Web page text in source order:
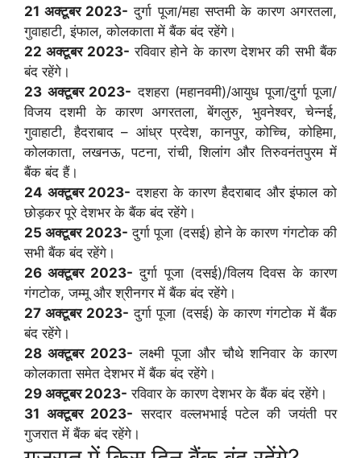
21 अक्टूबर 2023- दुर्गा पूजा/महा सप्तमी के कारण अगरतला,
गुवाहाटी, इंफाल, कोलकाता में बैंक बंद रहेंगे।
22 अक्टूबर 2023- रविवार होने के कारण देशभर की सभी बैंक
बंद रहेंगे।
23 अक्टूबर 2023- दशहरा (महानवमी)/आयुध पूजा/दुर्गा पूजा/
विजय दशमी के कारण अगरतला, बेंगलुरु, भुवनेश्वर, चेन्नई,
गुवाहाटी, हैदराबाद – आंध्र प्रदेश, कानपुर, कोच्चि, कोहिमा,
कोलकाता, लखनऊ, पटना, रांची, शिलांग और तिरुवनंतपुरम में
बैंक बंद हैं।
24 अक्टूबर 2023- दशहरा के कारण हैदराबाद और इंफाल को
छोड़कर पूरे देशभर के बैंक बंद रहेंगे।
25 अक्टूबर 2023- दुर्गा पूजा (दसई) होने के कारण गंगटोक की
सभी बैंक बंद रहेंगे।
26 अक्टूबर 2023- दुर्गा पूजा (दसई)/विलय दिवस के कारण
गंगटोक, जम्मू और श्रीनगर में बैंक बंद रहेंगे।
27 अक्टूबर 2023- दुर्गा पूजा (दसई) के कारण गंगटोक में बैंक
बंद रहेंगे।
28 अक्टूबर 2023- लक्ष्मी पूजा और चौथे शनिवार के कारण
कोलकाता समेत देशभर में बैंक बंद रहेंगे।
29 अक्टूबर 2023- रविवार के कारण देशभर के बैंक बंद रहेंगे।
31 अक्टूबर 2023- सरदार वल्लभभाई पटेल की जयंती पर
गुजरात में बैंक बंद रहेंगे।